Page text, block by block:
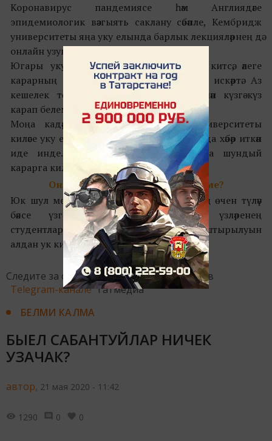
Коронавирус пандемиясе һәм Англиядәге
эпидемиологик вәзгыять саклану сәбәпле, Кембридж
университеты яңа уку елында барлык лекцияләрнең дә
онлайн узуы турында хәбәр итә.
Югары уку йорты, әгәр хәлләр яхшырып китсә, әлеге
карарның үзгәрү ихтималы булуын да искәртә. Аз
кешелек төркемнәрнең мөгаллимнәр белән күзгә-күз
карап белем алу ихтималы да бар.
Моңа кадәр Англиянең Манчестер университеты
киләсе уку елының онлайн узачагы турында хәбәр иткән
иде инде. Шулай итеп, Кембридж да шундый
карарга килгән.
Онлайн булгач, уку бәясе кимиме?
Юк шул менә. Уку онлайн булса да, аның өчен түләү
бәясе үзгәрмәячәк. Уку йортларына үзләренең
студентларын белем алуның ничек оештырылуын
алдан ук кисәтеп куярга кушылган.
Следите за самым важным и интересным в
Telegram-канале Татмедиа
БЕЛМИ КАЛМА
БЫЕЛ САБАНТУЙЛАР НИЧЕК
УЗАЧАК?
автор, 21 мая 2020 - 11:42
1290 0 0